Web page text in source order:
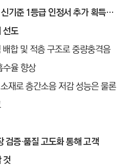
기준 1등급 인정서 추가 획득…
선도
합 및 적층 구조로 중량충격음
율 향상
재로 층간소음 저감 성능은 물론
검증·품질 고도화 통해 고객
것